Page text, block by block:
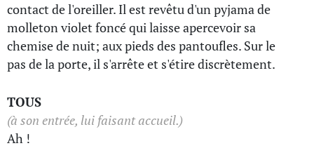
contact de l'oreiller. Il est revêtu d'un pyjama de
molleton violet foncé qui laisse apercevoir sa
chemise de nuit; aux pieds des pantoufles. Sur le
pas de la porte, il s'arrête et s'étire discrètement.
TOUS
(à son entrée, lui faisant accueil.)
Ah !